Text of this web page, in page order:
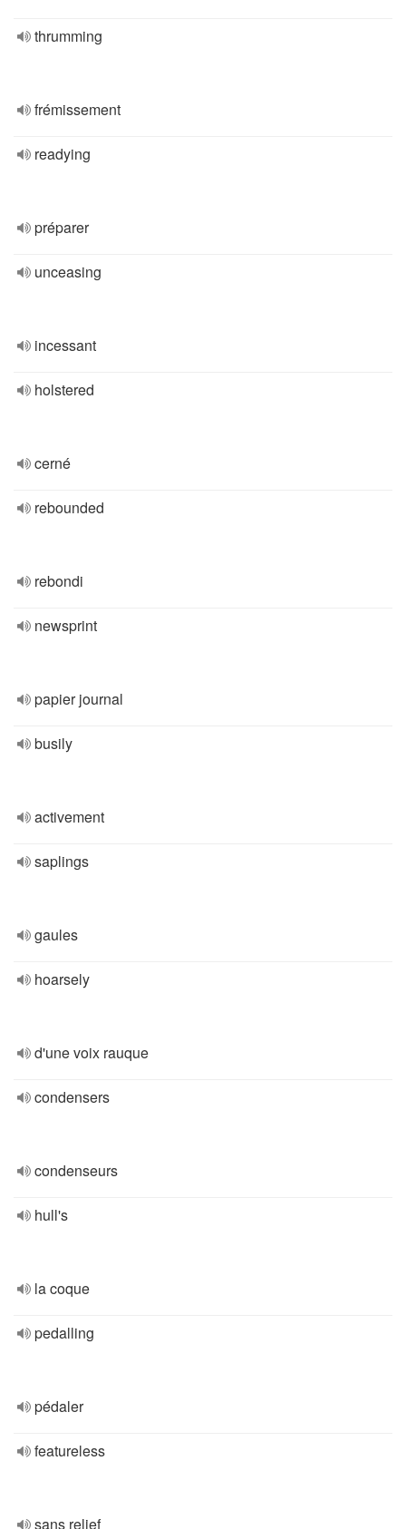
thrumming
frémissement
readying
préparer
unceasing
incessant
holstered
cerné
rebounded
rebondi
newsprint
papier journal
busily
activement
saplings
gaules
hoarsely
d'une voix rauque
condensers
condenseurs
hull's
la coque
pedalling
pédaler
featureless
sans relief